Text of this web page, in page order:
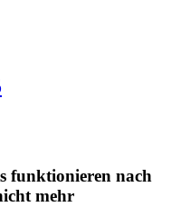
funktionieren nach
mehr